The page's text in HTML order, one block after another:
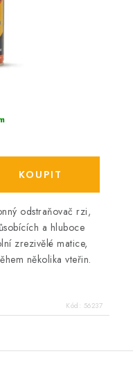
odstraňovač rzi,
a hluboce
zrezivělé matice,
několika vteřin.
Kód: 56237